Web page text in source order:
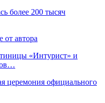
более 200 тысяч
от автора
«Интурист» и
церемония официального